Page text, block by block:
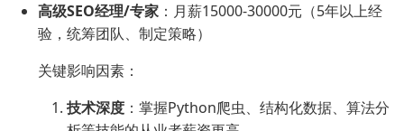
高级SEO经理/专家 ：月薪15000-30000元（5年以上经
验，统筹团队、制定策略）
关键影响因素：
技术深度 ：掌握Python爬虫、结构化数据、算法分